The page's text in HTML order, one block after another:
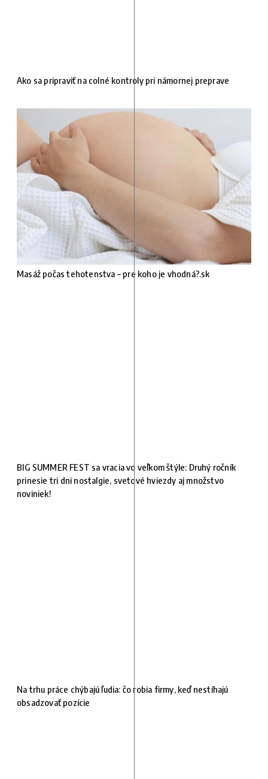
Ako sa pripraviť na colné kontroly pri námornej preprave
Masáž počas tehotenstva – pre koho je vhodná?.sk
BIG SUMMER FEST sa vracia vo veľkom štýle: Druhý ročník
prinesie tri dni nostalgie, svetové hviezdy aj množstvo
noviniek!
Na trhu práce chýbajú ľudia: čo robia firmy, keď nestíhajú
obsadzovať pozície